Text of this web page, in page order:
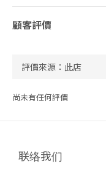
顧客評價
尚未有任何評價
联络我们